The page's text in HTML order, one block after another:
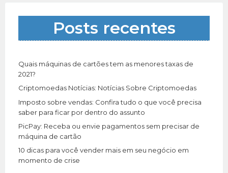
a
r
:
Posts recentes
Quais máquinas de cartões tem as menores taxas de
2021?
Criptomoedas Notícias: Notícias Sobre Criptomoedas
Imposto sobre vendas: Confira tudo o que você precisa
saber para ficar por dentro do assunto
PicPay: Receba ou envie pagamentos sem precisar de
máquina de cartão
10 dicas para você vender mais em seu negócio em
momento de crise